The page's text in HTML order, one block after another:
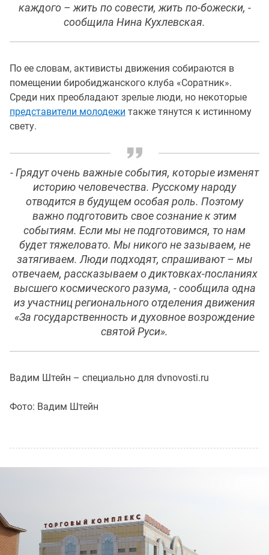
каждого – жить по совести, жить по-божески, -
сообщила Нина Кухлевская.
По ее словам, активисты движения собираются в
помещении биробиджанского клуба «Соратник».
Среди них преобладают зрелые люди, но некоторые
представители молодежи также тянутся к истинному
свету.
- Грядут очень важные события, которые изменят
историю человечества. Русскому народу
отводится в будущем особая роль. Поэтому
важно подготовить свое сознание к этим
событиям. Если мы не подготовимся, то нам
будет тяжеловато. Мы никого не зазываем, не
затягиваем. Люди подходят, спрашивают – мы
отвечаем, рассказываем о диктовках-посланиях
высшего космического разума, - сообщила одна
из участниц регионального отделения движения
«За государственность и духовное возрождение
святой Руси».
Вадим Штейн – специально для dvnovosti.ru
Фото: Вадим Штейн